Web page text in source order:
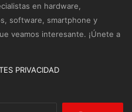
en hardware,
software, smartphone y
veamos interesante. ¡Únete a
PRIVACIDAD